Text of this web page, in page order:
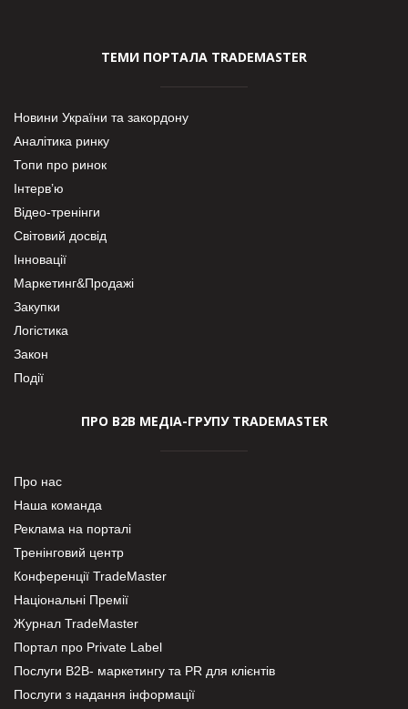
ТЕМИ ПОРТАЛА TRADEMASTER
Новини України та закордону
Аналітика ринку
Топи про ринок
Інтерв’ю
Відео-тренінги
Світовий досвід
Інновації
Маркетинг&Продажі
Закупки
Логістика
Закон
Події
ПРО В2В МЕДІА-ГРУПУ TRADEMASTER
Про нас
Наша команда
Реклама на порталі
Тренінговий центр
Конференції TradeMaster
Національні Премії
Журнал TradeMaster
Портал про Private Label
Послуги В2В- маркетингу та PR для клієнтів
Послуги з надання інформації